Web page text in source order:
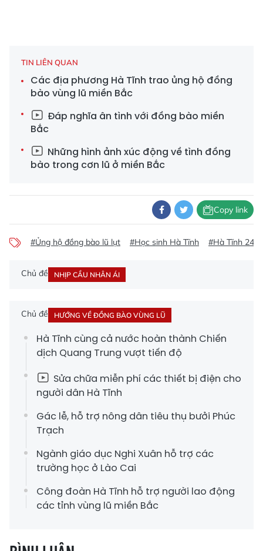
TIN LIÊN QUAN
Các địa phương Hà Tĩnh trao ủng hộ đồng
bào vùng lũ miền Bắc
Đáp nghĩa ân tình với đồng bào miền
Bắc
Những hình ảnh xúc động về tình đồng
bào trong cơn lũ ở miền Bắc
Copy link
#Ủng hộ đồng bào lũ lụt #Học sinh Hà Tĩnh #Hà Tĩnh 24h
Chủ đề NHỊP CẦU NHÂN ÁI
Chủ đề HƯỚNG VỀ ĐỒNG BÀO VÙNG LŨ
Hà Tĩnh cùng cả nước hoàn thành Chiến
dịch Quang Trung vượt tiến độ
Sửa chữa miễn phí các thiết bị điện cho
người dân Hà Tĩnh
Gác lễ, hỗ trợ nông dân tiêu thụ bưởi Phúc
Trạch
Ngành giáo dục Nghi Xuân hỗ trợ các
trường học ở Lào Cai
Công đoàn Hà Tĩnh hỗ trợ người lao động
các tỉnh vùng lũ miền Bắc